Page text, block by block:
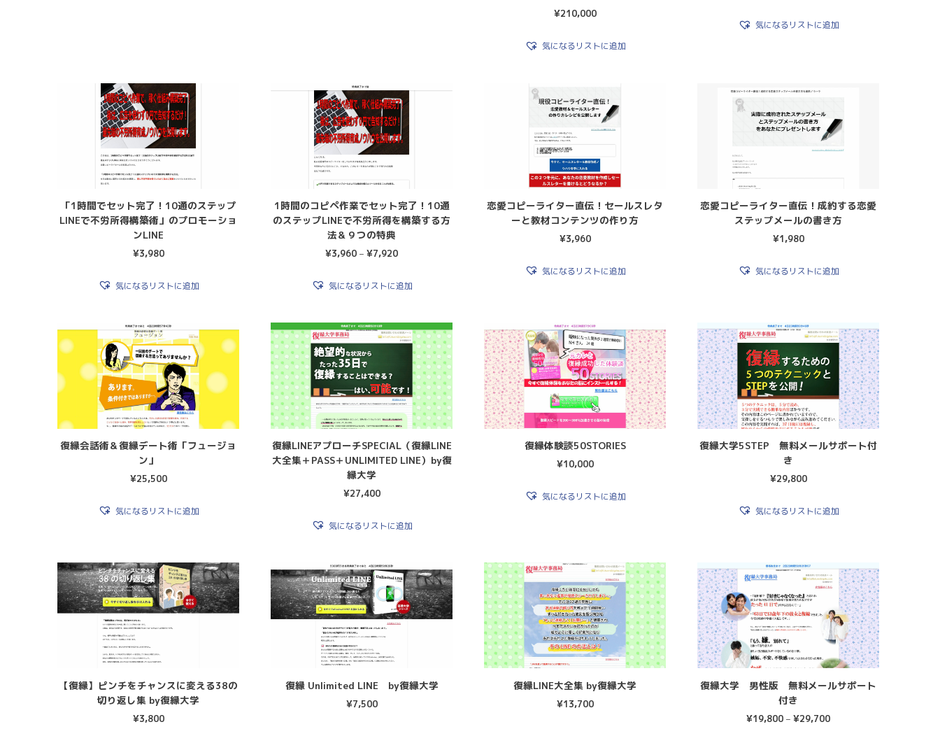
中
価
¥210,000
気になるリストに追加
気になるリストに追加
「1時間でセット完了！10通のステップ
LINEで不労所得構築術」のプロモーショ
ンLINE
¥3,980
気になるリストに追加
1時間のコピペ作業でセット完了！10通
のステップLINEで不労所得を構築する方
法＆９つの特典
¥3,960 –¥7,920
気になるリストに追加
恋愛コピーライター直伝！セールスレタ
ーと教材コンテンツの作り方
¥3,960
気になるリストに追加
恋愛コピーライター直伝！成約する恋愛
ステップメールの書き方
¥1,980
気になるリストに追加
復縁会話術＆復縁デート術「フュージョ
ン」
¥25,500
気になるリストに追加
復縁LINEアプローチSPECIAL（復縁LINE
大全集＋PASS＋UNLIMITED LINE）by復
縁大学
¥27,400
気になるリストに追加
復縁体験談50STORIES
¥10,000
気になるリストに追加
復縁大学5STEP 無料メールサポート付
き
¥29,800
気になるリストに追加
【復縁】ピンチをチャンスに変える38の
切り返し集 by復縁大学
¥3,800
復縁 Unlimited LINE by復縁大学
¥7,500
復縁LINE大全集 by復縁大学
¥13,700
復縁大学 男性版 無料メールサポート
付き
¥19,800 –¥29,700